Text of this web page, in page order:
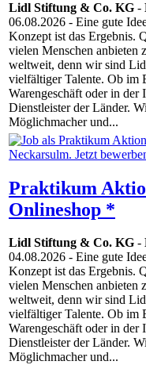
Lidl Stiftung & Co. KG -
06.08.2026 - Eine gute
Konzept ist das Ergebnis.
vielen Menschen anbieten
weltweit, denn wir sind
vielfältiger Talente. Ob im
Warengeschäft oder in der
Dienstleister der Länder.
Möglichmacher und...
Praktikum
Onlineshop *
Lidl Stiftung & Co. KG -
04.08.2026 - Eine gute
Konzept ist das Ergebnis.
vielen Menschen anbieten
weltweit, denn wir sind
vielfältiger Talente. Ob im
Warengeschäft oder in der
Dienstleister der Länder.
Möglichmacher und...